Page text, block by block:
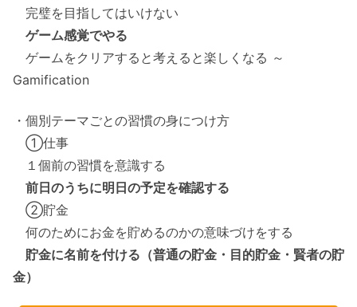
完璧を目指してはいけない
ゲーム感覚でやる
ゲームをクリアすると考えると楽しくなる ～
Gamification
・個別テーマごとの習慣の身につけ方
①仕事
１個前の習慣を意識する
前日のうちに明日の予定を確認する
②貯金
何のためにお金を貯めるのかの意味づけをする
貯金に名前を付ける（普通の貯金・目的貯金・賢者の貯
金）